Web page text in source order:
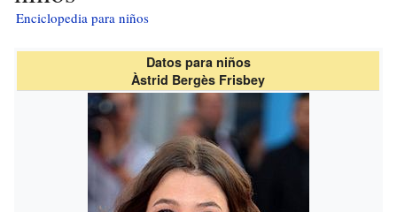
Enciclopedia para niños
Datos para niños
Àstrid Bergès Frisbey